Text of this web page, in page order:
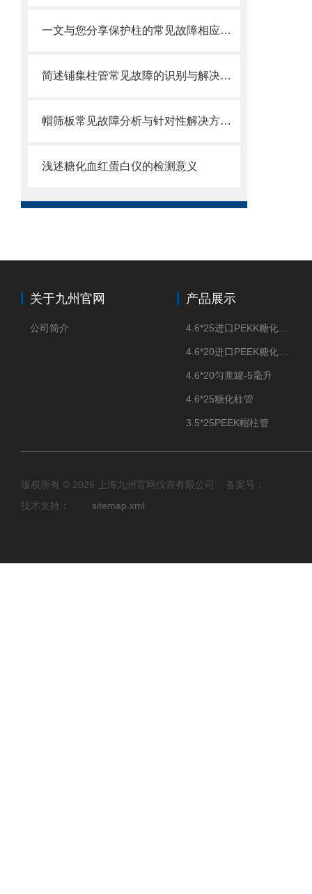
一文与您分享保护柱的常见故障相应解决方法
简述铺集柱管常见故障的识别与解决方法
帽筛板常见故障分析与针对性解决方法分享
浅述糖化血红蛋白仪的检测意义
关于九州官网
公司简介
产品展示
4.6*20匀浆罐-5毫升
4.6*25糖化柱管
3.5*25PEEK帽柱管
版权所有 © 2026 上海九州官网仪表有限公司 备案号：
技术支持： sitemap.xml